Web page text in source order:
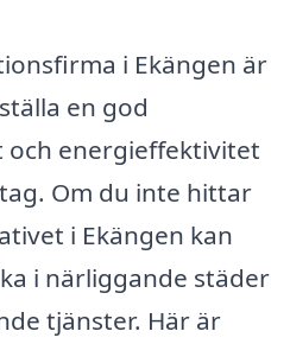
i Ekängen är
en god
energieffektivitet
Om du inte hittar
i Ekängen kan
i närliggande städer
tjänster. Här är